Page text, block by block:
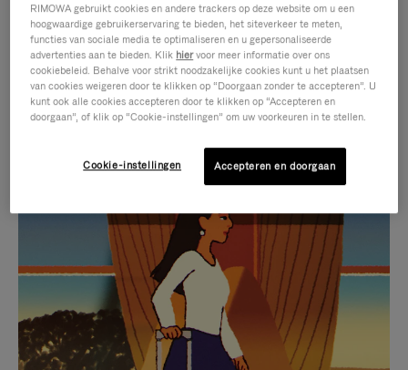
IS
NIET
GEPAUZEERD,
DRUK
OP
GELUID
VAN
DE
VIDEO
IS
SELECTIE VAN GESCHENKEN
Ontdek de perfecte metgezel
voor elke reis
RIMOWA gebruikt cookies en andere trackers op deze website om u een
hoogwaardige gebruikerservaring te bieden, het siteverkeer te meten,
functies van sociale media te optimaliseren en u gepersonaliseerde
advertenties aan te bieden. Klik hiervoor meer informatie over ons
cookiebeleid. Behalve voor strikt noodzakelijke cookies kunt u het plaatsen
van cookies weigeren door te klikken op “Doorgaan zonder te accepteren”. U
kunt ook alle cookies accepteren door te klikken op “Accepteren en
doorgaan”, of klik op “Cookie-instellingen” om uw voorkeuren in te stellen.
Cookie-instellingen Accepteren en doorgaan